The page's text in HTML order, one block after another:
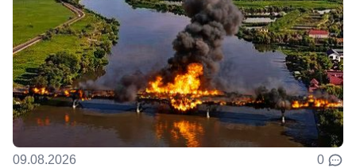
09.08.2026 0